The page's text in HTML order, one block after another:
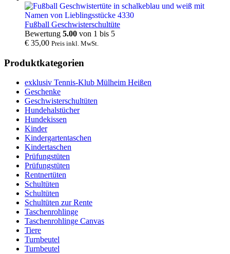
Fußball Geschwisterschultüte
Bewertung 5.00 von 1 bis 5
€ 35,00 Preis inkl. MwSt.
Produktkategorien
exklusiv Tennis-Klub Mülheim Heißen
Geschenke
Geschwisterschultüten
Hundehalstücher
Hundekissen
Kinder
Kindergartentaschen
Kindertaschen
Prüfungstüten
Prüfungstüten
Rentnertüten
Schultüten
Schultüten
Schultüten zur Rente
Taschenrohlinge
Taschenrohlinge Canvas
Tiere
Turnbeutel
Turnbeutel